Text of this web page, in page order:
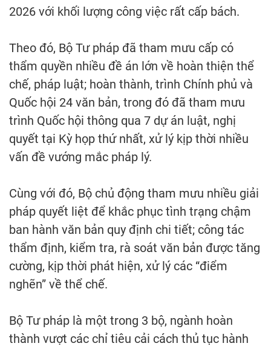
2026 với khối lượng công việc rất cấp bách.
Theo đó, Bộ Tư pháp đã tham mưu cấp có
thẩm quyền nhiều đề án lớn về hoàn thiện thể
chế, pháp luật; hoàn thành, trình Chính phủ và
Quốc hội 24 văn bản, trong đó đã tham mưu
trình Quốc hội thông qua 7 dự án luật, nghị
quyết tại Kỳ họp thứ nhất, xử lý kịp thời nhiều
vấn đề vướng mắc pháp lý.
Cùng với đó, Bộ chủ động tham mưu nhiều giải
pháp quyết liệt để khắc phục tình trạng chậm
ban hành văn bản quy định chi tiết; công tác
thẩm định, kiểm tra, rà soát văn bản được tăng
cường, kịp thời phát hiện, xử lý các “điểm
nghẽn” về thể chế.
Bộ Tư pháp là một trong 3 bộ, ngành hoàn
thành vượt các chỉ tiêu cải cách thủ tục hành